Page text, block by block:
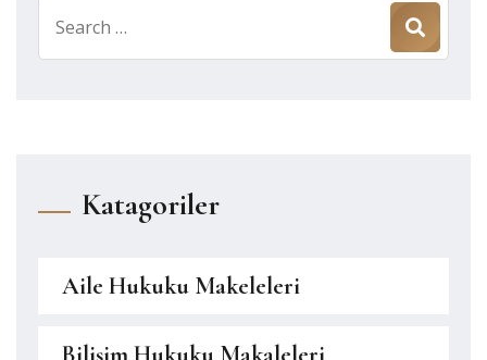
for:
Katagoriler
Aile Hukuku Makeleleri
Bilişim Hukuku Makaleleri